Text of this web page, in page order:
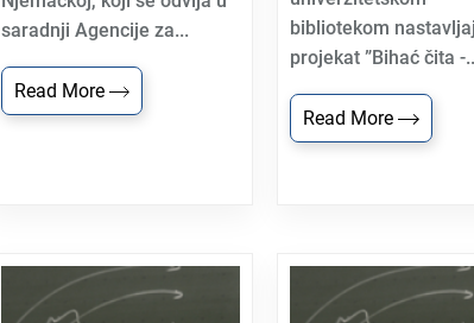
saradnji Agencije za...
Read More
bibliotekom
projekat ”Bihać čita -
Read More